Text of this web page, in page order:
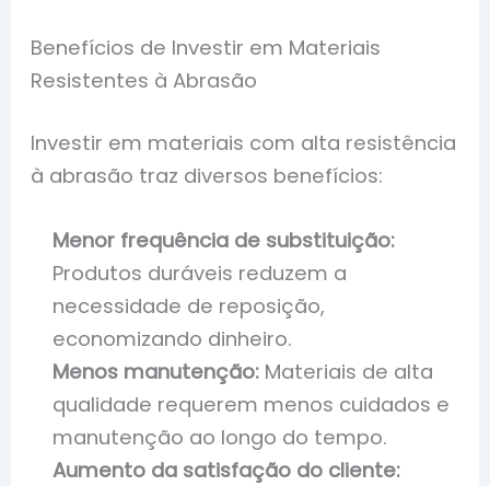
Benefícios de Investir em Materiais
Resistentes à Abrasão
Investir em materiais com alta resistência
à abrasão traz diversos benefícios:
Menor frequência de substituição:
Produtos duráveis reduzem a
necessidade de reposição,
economizando dinheiro.
Menos manutenção: Materiais de alta
qualidade requerem menos cuidados e
manutenção ao longo do tempo.
Aumento da satisfação do cliente: